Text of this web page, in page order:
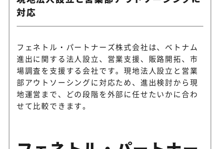
対応
フェネトル・パートナーズ株式会社は、ベトナム
進出に関する法人設立、営業支援、販路開拓、市
場調査を支援する会社です。現地法人設立と営業
部アウトソーシングに対応ため、進出検討から現
地運営まで、どの段階を外部に任せたいかに合わ
せて比較できます。